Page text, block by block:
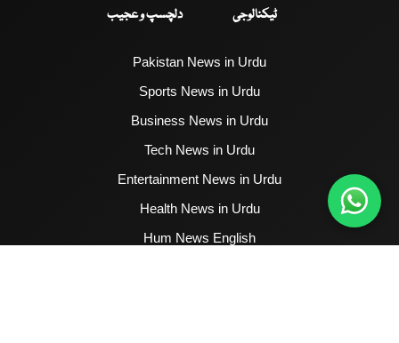
ٹیکنالوجی
دلچسپ و عجیب
Pakistan News in Urdu
Sports News in Urdu
Business News in Urdu
Tech News in Urdu
Entertainment News in Urdu
Health News in Urdu
Hum News English